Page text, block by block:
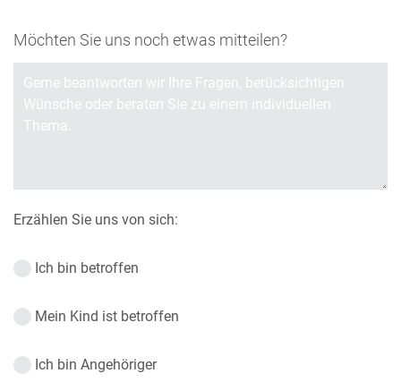
Möchten Sie uns noch etwas mitteilen?
Erzählen Sie uns von sich:
Ich bin betroffen
Mein Kind ist betroffen
Ich bin Angehöriger